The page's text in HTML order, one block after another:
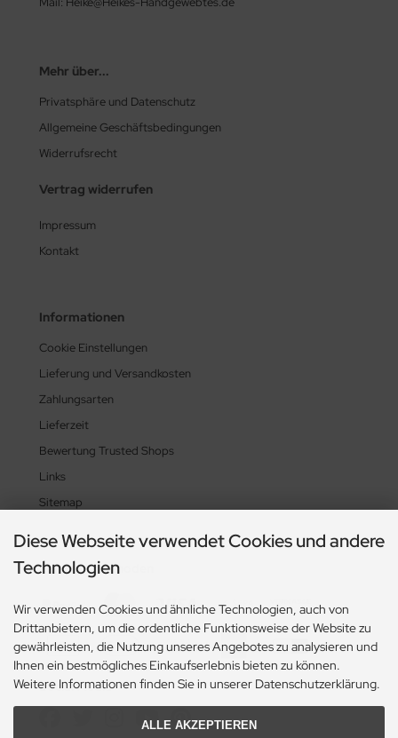
Mehr über...
Privatsphäre und Datenschutz
Allgemeine Geschäftsbedingungen
Widerrufsrecht
Vertrag widerrufen
Impressum
Kontakt
Informationen
Cookie Einstellungen
Lieferung und Versandkosten
Zahlungsarten
Lieferzeit
Bewertung Trusted Shops
Links
Sitemap
Zahlungsmethoden
Social Media
Diese Webseite verwendet Cookies und andere
Technologien
Wir verwenden Cookies und ähnliche Technologien, auch von
Drittanbietern, um die ordentliche Funktionsweise der Website zu
gewährleisten, die Nutzung unseres Angebotes zu analysieren und
Ihnen ein bestmögliches Einkaufserlebnis bieten zu können.
Weitere Informationen finden Sie in unserer Datenschutzerklärung.
ALLE AKZEPTIEREN